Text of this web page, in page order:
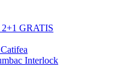
2+1 GRATIS
Interlock